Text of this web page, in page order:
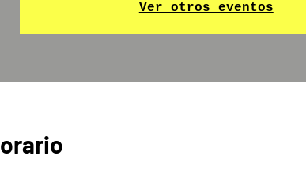
Ver otros eventos